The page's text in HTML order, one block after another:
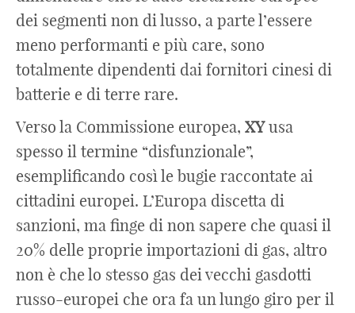
dei segmenti non di lusso, a parte l’essere
meno performanti e più care, sono
totalmente dipendenti dai fornitori cinesi di
batterie e di terre rare.
Verso la Commissione europea, XYusa
spesso il termine “disfunzionale”,
esemplificando così le bugie raccontate ai
cittadini europei. L’Europa discetta di
sanzioni, ma finge di non sapere che quasi il
20% delle proprie importazioni di gas, altro
non è che lo stesso gas dei vecchi gasdotti
russo-europei che ora fa un lungo giro per il